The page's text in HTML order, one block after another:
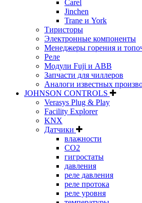
Carel
Jinchen
Trane и York
Тиристоры
Электронные компоненты
Менеджеры горения и
Реле
Модули Fuji и ABB
Запчасти для чиллеров
Аналоги известных
JOHNSON CONTROLS
Verasys Plug & Play
Facility Explorer
KNX
Датчики
влажности
CO2
гигростаты
давления
реле давления
реле протока
реле уровня